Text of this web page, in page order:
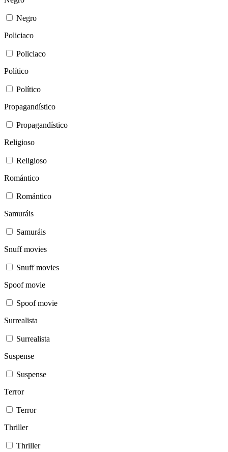
Negro
Policiaco
Policiaco
Político
Político
Propagandístico
Propagandístico
Religioso
Religioso
Romántico
Romántico
Samuráis
Samuráis
Snuff movies
Snuff movies
Spoof movie
Spoof movie
Surrealista
Surrealista
Suspense
Suspense
Terror
Terror
Thriller
Thriller